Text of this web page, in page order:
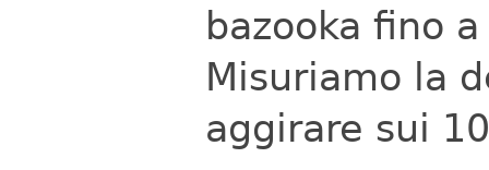
bazooka fino
Misuriamo la
aggirare sui